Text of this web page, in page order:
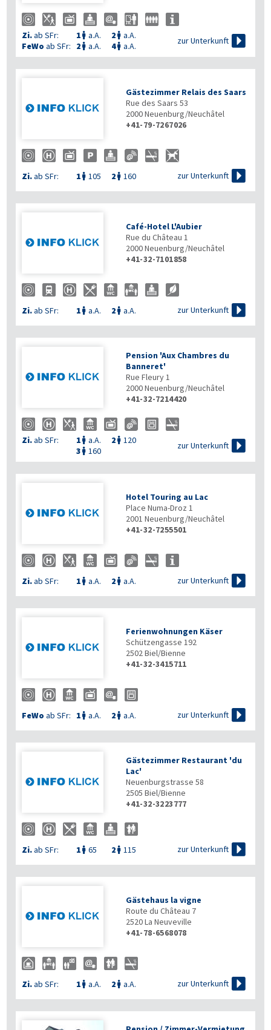
Zi.ab SFr: 1  a.A. 2  a.A.
FeWo ab SFr: 2  a.A. 4 a.A.
zur Unterkunft 
Gästezimmer Relais des Saars
Rue des Saars 53
2000Neuenburg/Neuchâtel
+41-79-7267026
Zi.ab SFr: 1  105 2  160 zur Unterkunft 
Café-Hotel L'Aubier
Rue du Château 1
2000Neuenburg/Neuchâtel
+41-32-7101858
Zi.ab SFr: 1  a.A. 2  a.A. zur Unterkunft 
Pension 'Aux Chambres du
Banneret'
Rue Fleury 1
2000Neuenburg/Neuchâtel
+41-32-7214420
Zi.ab SFr: 1  a.A. 2  120
3  160
zur Unterkunft 
Hotel Touring au Lac
Place Numa-Droz 1
2001 Neuenburg/Neuchâtel
+41-32-7255501
Zi.ab SFr: 1  a.A. 2  a.A. zur Unterkunft 
Ferienwohnungen Käser
Schützengasse 192
2502Biel/Bienne
+41-32-3415711
FeWo ab SFr: 1  a.A. 2  a.A. zur Unterkunft 
Gästezimmer Restaurant 'du
Lac'
Neuenburgstrasse 58
2505 Biel/Bienne
+41-32-3223777
Zi.ab SFr: 1  65 2  115 zur Unterkunft 
Gästehaus la vigne
Route du Château 7
2520La Neuveville
+41-78-6568078
Zi.ab SFr: 1  a.A. 2  a.A. zur Unterkunft 